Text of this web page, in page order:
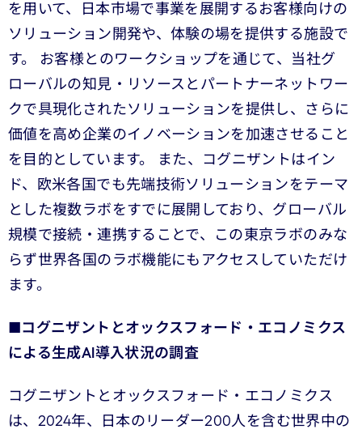
を用いて、日本市場で事業を展開するお客様向けの
ソリューション開発や、体験の場を提供する施設で
す。 お客様とのワークショップを通じて、当社グ
ローバルの知見・リソースとパートナーネットワー
クで具現化されたソリューションを提供し、さらに
価値を高め企業のイノベーションを加速させること
を目的としています。 また、コグニザントはイン
ド、欧米各国でも先端技術ソリューションをテーマ
とした複数ラボをすでに展開しており、グローバル
規模で接続・連携することで、この東京ラボのみな
らず世界各国のラボ機能にもアクセスしていただけ
ます。
■コグニザントとオックスフォード・エコノミクス
による生成AI導入状況の調査
コグニザントとオックスフォード・エコノミクス
は、2024年、日本のリーダー200人を含む世界中の